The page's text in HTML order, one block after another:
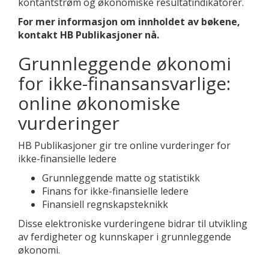
For mer informasjon om innholdet av bøkene,
kontakt HB Publikasjoner nå.
Grunnleggende økonomi
for ikke-finansansvarlige:
online økonomiske
vurderinger
HB Publikasjoner gir tre online vurderinger for
ikke-finansielle ledere
Grunnleggende matte og statistikk
Finans for ikke-finansielle ledere
Finansiell regnskapsteknikk
Disse elektroniske vurderingene bidrar til utvikling
av ferdigheter og kunnskaper i grunnleggende
økonomi.